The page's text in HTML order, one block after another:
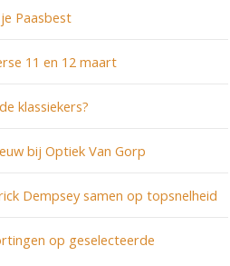
Paasbest
11 en 12 maart
klassiekers?
bij Optiek Van Gorp
Dempsey samen op topsnelheid
op geselecteerde